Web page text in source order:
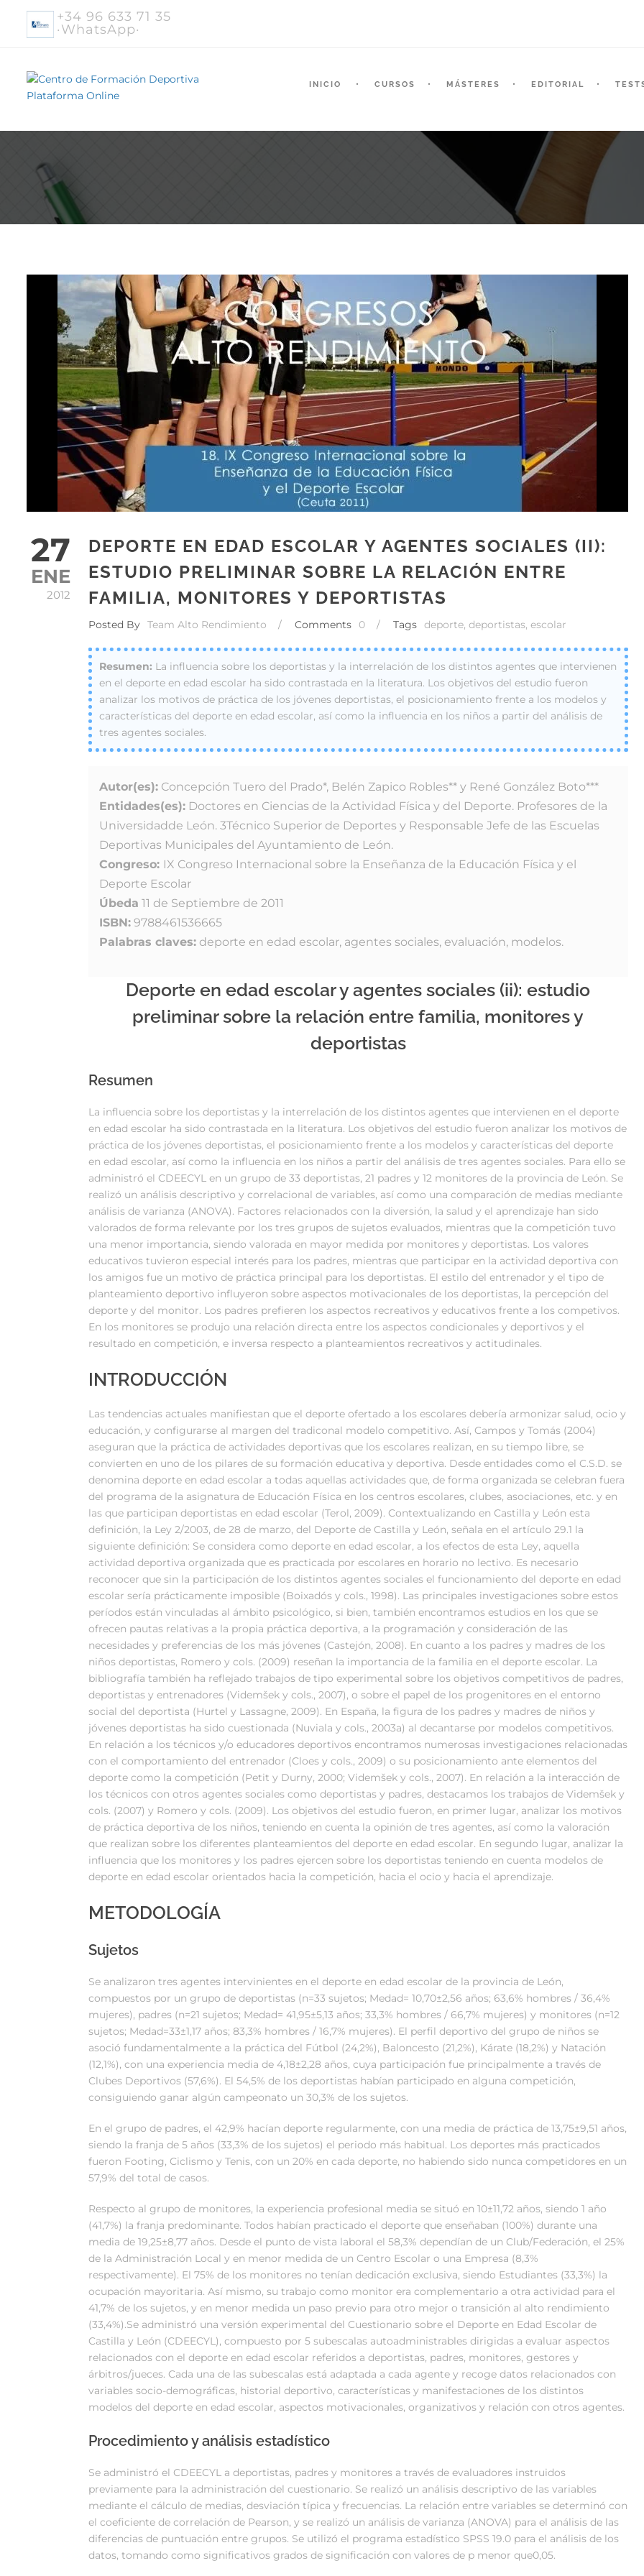
+34 96 633 71 35
·WhatsApp·
INICIO CURSOS MÁSTERES EDITORIAL
27
ENE
2012
DEPORTE EN EDAD ESCOLAR Y AGENTES SOCIALES (II):
ESTUDIO PRELIMINAR SOBRE LA RELACIÓN ENTRE
FAMILIA, MONITORES Y DEPORTISTAS
Posted By Team Alto Rendimiento / Comments 0 / Tags deporte, deportistas, escolar
La influencia sobre los deportistas y la interrelación de los distintos agentes que intervienen
en el deporte en edad escolar ha sido contrastada en la literatura. Los objetivos del estudio fueron
analizar los motivos de práctica de los jóvenes deportistas, el posicionamiento frente a los modelos y
características del deporte en edad escolar, así como la influencia en los niños a partir del análisis de
tres agentes sociales.
Autor(es): Concepción Tuero del Prado*, Belén Zapico Robles** y René González Boto***
Entidades(es): Doctores en Ciencias de la Actividad Física y del Deporte. Profesores de la
Universidadde León. 3Técnico Superior de Deportes y Responsable Jefe de las Escuelas
Deportivas Municipales del Ayuntamiento de León.
Congreso: IX Congreso Internacional sobre la Enseñanza de la Educación Física y el
Deporte Escolar
Úbeda 11 de Septiembre de 2011
ISBN: 9788461536665
Palabras claves: deporte en edad escolar, agentes sociales, evaluación, modelos.
Deporte en edad escolar y agentes sociales (ii): estudio
preliminar sobre la relación entre familia, monitores y
deportistas
Resumen
La influencia sobre los deportistas y la interrelación de los distintos agentes que intervienen en el deporte
en edad escolar ha sido contrastada en la literatura. Los objetivos del estudio fueron analizar los motivos de
práctica de los jóvenes deportistas, el posicionamiento frente a los modelos y características del deporte
en edad escolar, así como la influencia en los niños a partir del análisis de tres agentes sociales. Para ello se
administró el CDEECYL en un grupo de 33 deportistas, 21 padres y 12 monitores de la provincia de León. Se
realizó un análisis descriptivo y correlacional de variables, así como una comparación de medias mediante
análisis de varianza (ANOVA). Factores relacionados con la diversión, la salud y el aprendizaje han sido
valorados de forma relevante por los tres grupos de sujetos evaluados, mientras que la competición tuvo
una menor importancia, siendo valorada en mayor medida por monitores y deportistas. Los valores
educativos tuvieron especial interés para los padres, mientras que participar en la actividad deportiva con
los amigos fue un motivo de práctica principal para los deportistas. El estilo del entrenador y el tipo de
planteamiento deportivo influyeron sobre aspectos motivacionales de los deportistas, la percepción del
deporte y del monitor. Los padres prefieren los aspectos recreativos y educativos frente a los competivos.
En los monitores se produjo una relación directa entre los aspectos condicionales y deportivos y el
resultado en competición, e inversa respecto a planteamientos recreativos y actitudinales.
INTRODUCCIÓN
Las tendencias actuales manifiestan que el deporte ofertado a los escolares debería armonizar salud, ocio y
educación, y configurarse al margen del tradiconal modelo competitivo. Así, Campos y Tomás (2004)
aseguran que la práctica de actividades deportivas que los escolares realizan, en su tiempo libre, se
convierten en uno de los pilares de su formación educativa y deportiva. Desde entidades como el C.S.D. se
denomina deporte en edad escolar a todas aquellas actividades que, de forma organizada se celebran fuera
del programa de la asignatura de Educación Física en los centros escolares, clubes, asociaciones, etc. y en
las que participan deportistas en edad escolar (Terol, 2009). Contextualizando en Castilla y León esta
definición, la Ley 2/2003, de 28 de marzo, del Deporte de Castilla y León, señala en el artículo 29.1 la
siguiente definición: Se considera como deporte en edad escolar, a los efectos de esta Ley, aquella
actividad deportiva organizada que es practicada por escolares en horario no lectivo. Es necesario
reconocer que sin la participación de los distintos agentes sociales el funcionamiento del deporte en edad
escolar sería prácticamente imposible (Boixadós y cols., 1998). Las principales investigaciones sobre estos
períodos están vinculadas al ámbito psicológico, si bien, también encontramos estudios en los que se
ofrecen pautas relativas a la propia práctica deportiva, a la programación y consideración de las
necesidades y preferencias de los más jóvenes (Castejón, 2008). En cuanto a los padres y madres de los
niños deportistas, Romero y cols. (2009) reseñan la importancia de la familia en el deporte escolar. La
bibliografía también ha reflejado trabajos de tipo experimental sobre los objetivos competitivos de padres,
deportistas y entrenadores (Videmšek y cols., 2007), o sobre el papel de los progenitores en el entorno
social del deportista (Hurtel y Lassagne, 2009). En España, la figura de los padres y madres de niños y
jóvenes deportistas ha sido cuestionada (Nuviala y cols., 2003a) al decantarse por modelos competitivos.
En relación a los técnicos y/o educadores deportivos encontramos numerosas investigaciones relacionadas
con el comportamiento del entrenador (Cloes y cols., 2009) o su posicionamiento ante elementos del
deporte como la competición (Petit y Durny, 2000; Videmšek y cols., 2007). En relación a la interacción de
los técnicos con otros agentes sociales como deportistas y padres, destacamos los trabajos de Videmšek y
cols. (2007) y Romero y cols. (2009). Los objetivos del estudio fueron, en primer lugar, analizar los motivos
de práctica deportiva de los niños, teniendo en cuenta la opinión de tres agentes, así como la valoración
que realizan sobre los diferentes planteamientos del deporte en edad escolar. En segundo lugar, analizar la
influencia que los monitores y los padres ejercen sobre los deportistas teniendo en cuenta modelos de
deporte en edad escolar orientados hacia la competición, hacia el ocio y hacia el aprendizaje.
METODOLOGÍA
Sujetos
Se analizaron tres agentes intervinientes en el deporte en edad escolar de la provincia de León,
compuestos por un grupo de deportistas (n=33 sujetos; Medad= 10,70±2,56 años; 63,6% hombres / 36,4%
mujeres), padres (n=21 sujetos; Medad= 41,95±5,13 años; 33,3% hombres / 66,7% mujeres) y monitores (n=12
sujetos; Medad=33±1,17 años; 83,3% hombres / 16,7% mujeres). El perfil deportivo del grupo de niños se
asoció fundamentalmente a la práctica del Fútbol (24,2%), Baloncesto (21,2%), Kárate (18,2%) y Natación
(12,1%), con una experiencia media de 4,18±2,28 años, cuya participación fue principalmente a través de
Clubes Deportivos (57,6%). El 54,5% de los deportistas habían participado en alguna competición,
consiguiendo ganar algún campeonato un 30,3% de los sujetos.
En el grupo de padres, el 42,9% hacían deporte regularmente, con una media de práctica de 13,75±9,51 años,
siendo la franja de 5 años (33,3% de los sujetos) el periodo más habitual. Los deportes más practicados
fueron Footing, Ciclismo y Tenis, con un 20% en cada deporte, no habiendo sido nunca competidores en un
57,9% del total de casos.
Respecto al grupo de monitores, la experiencia profesional media se situó en 10±11,72 años, siendo 1 año
(41,7%) la franja predominante. Todos habían practicado el deporte que enseñaban (100%) durante una
media de 19,25±8,77 años. Desde el punto de vista laboral el 58,3% dependían de un Club/Federación, el 25%
de la Administración Local y en menor medida de un Centro Escolar o una Empresa (8,3%
respectivamente). El 75% de los monitores no tenían dedicación exclusiva, siendo Estudiantes (33,3%) la
ocupación mayoritaria. Así mismo, su trabajo como monitor era complementario a otra actividad para el
41,7% de los sujetos, y en menor medida un paso previo para otro mejor o transición al alto rendimiento
(33,4%).Se administró una versión experimental del Cuestionario sobre el Deporte en Edad Escolar de
Castilla y León (CDEECYL), compuesto por 5 subescalas autoadministrables dirigidas a evaluar aspectos
relacionados con el deporte en edad escolar referidos a deportistas, padres, monitores, gestores y
árbitros/jueces. Cada una de las subescalas está adaptada a cada agente y recoge datos relacionados con
variables socio-demográficas, historial deportivo, características y manifestaciones de los distintos
modelos del deporte en edad escolar, aspectos motivacionales, organizativos y relación con otros agentes.
Procedimiento y análisis estadístico
Se administró el CDEECYL a deportistas, padres y monitores a través de evaluadores instruidos
previamente para la administración del cuestionario. Se realizó un análisis descriptivo de las variables
mediante el cálculo de medias, desviación típica y frecuencias. La relación entre variables se determinó con
el coeficiente de correlación de Pearson, y se realizó un análisis de varianza (ANOVA) para el análisis de las
diferencias de puntuación entre grupos. Se utilizó el programa estadístico SPSS 19.0 para el análisis de los
datos, tomando como significativos grados de significación con valores de p menor que0,05.